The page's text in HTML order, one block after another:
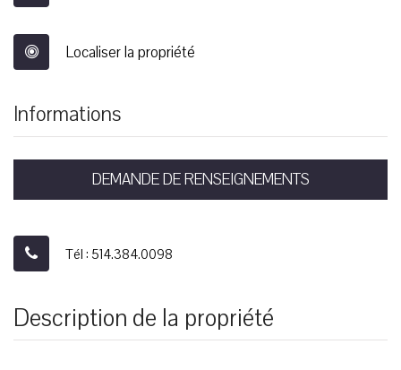
Localiser la propriété
Informations
DEMANDE DE RENSEIGNEMENTS
Tél : 514.384.0098
Description de la propriété